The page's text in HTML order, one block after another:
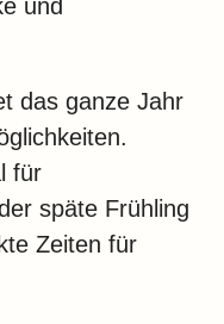
und
das ganze Jahr
für
späte Frühling
Zeiten für